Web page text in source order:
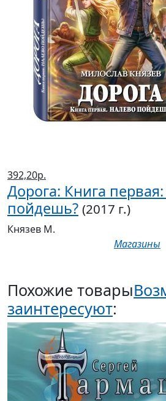
392,20р.
Дорога: Книга
пойдешь? (2017 г.)
Князев М.
Магазины
Похожие товары
заинтересуют: